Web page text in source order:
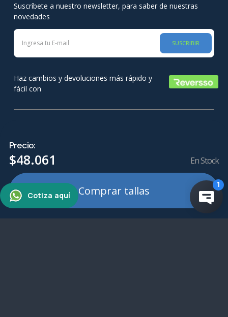
Precio:
$48.061 En Stock
Comprar tallas
Suscríbete a nuestro newsletter, para saber de nuestras
novedades
SUSCRIBIR
Haz cambios y devoluciones más rápido y
fácil con
Trabaja con Nosotros
Servicio Técnico
Preguntas Frecuentes
Políticas de privacidad
Políticas de devolución o reembolso
Sobre Nosotros